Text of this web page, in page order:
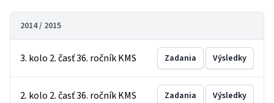
2014 / 2015
3. kolo 2. časť 36. ročník KMS Zadania Výsledky
2. kolo 2. časť 36. ročník KMS Zadania Výsledky